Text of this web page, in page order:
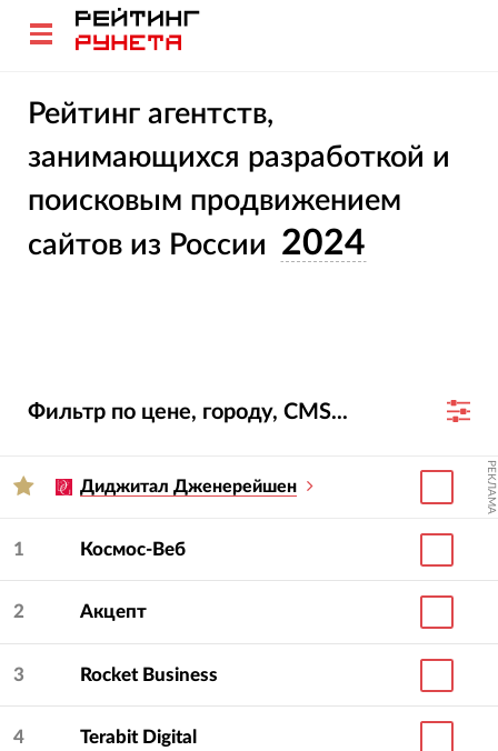
Рейтинг агентств,
занимающихся разработкой и
поисковым продвижением
сайтов из России 2024
Фильтр по цене, городу, CMS...
Диджитал Дженерейшен РЕКЛАМА
1 Космос-Веб
2 Акцепт
3 Rocket Business
4 Terabit Digital